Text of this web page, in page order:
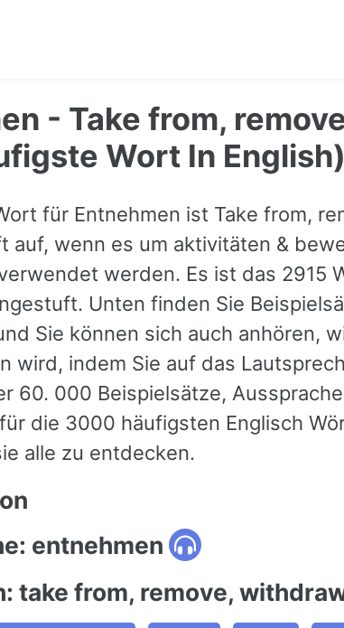
- Take from,
Wort In English)
für Entnehmen ist Take from,
auf, wenn es um aktivitäten &
werden. Es ist das 2915
Unten finden Sie
Sie können sich auch anhören,
wird, indem Sie auf das
60. 000 Beispielsätze,
die 3000 häufigsten Englisch
alle zu entdecken.
entnehmen
take from, remove,